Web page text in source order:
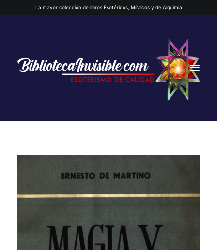
La mayor colección de libros Esotéricos, Místicos y de Alquimia
QUIENES SOMOS
CATEGORÍAS